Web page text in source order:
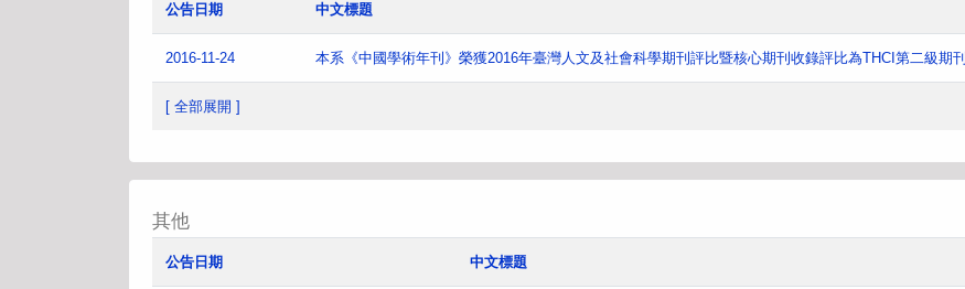
公告日期 中文標題
2016-11-24 本系《中國學術年刊》榮獲2016年臺灣人文及社會科學期刊評比暨核心期刊收錄評比為THCI第二級期刊
[ 全部展開 ]
其他
公告日期 中文標題